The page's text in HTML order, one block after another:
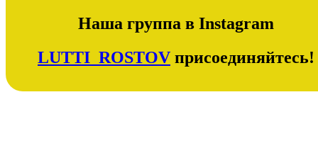
Наша группа в Instagram
LUTTI_ROSTOV присоединяйтесь!